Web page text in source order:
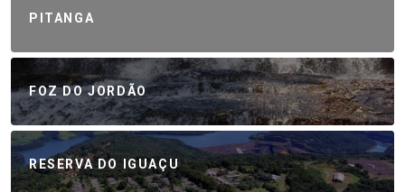
PITANGA
FOZ DO JORDÃO
RESERVA DO IGUAÇU